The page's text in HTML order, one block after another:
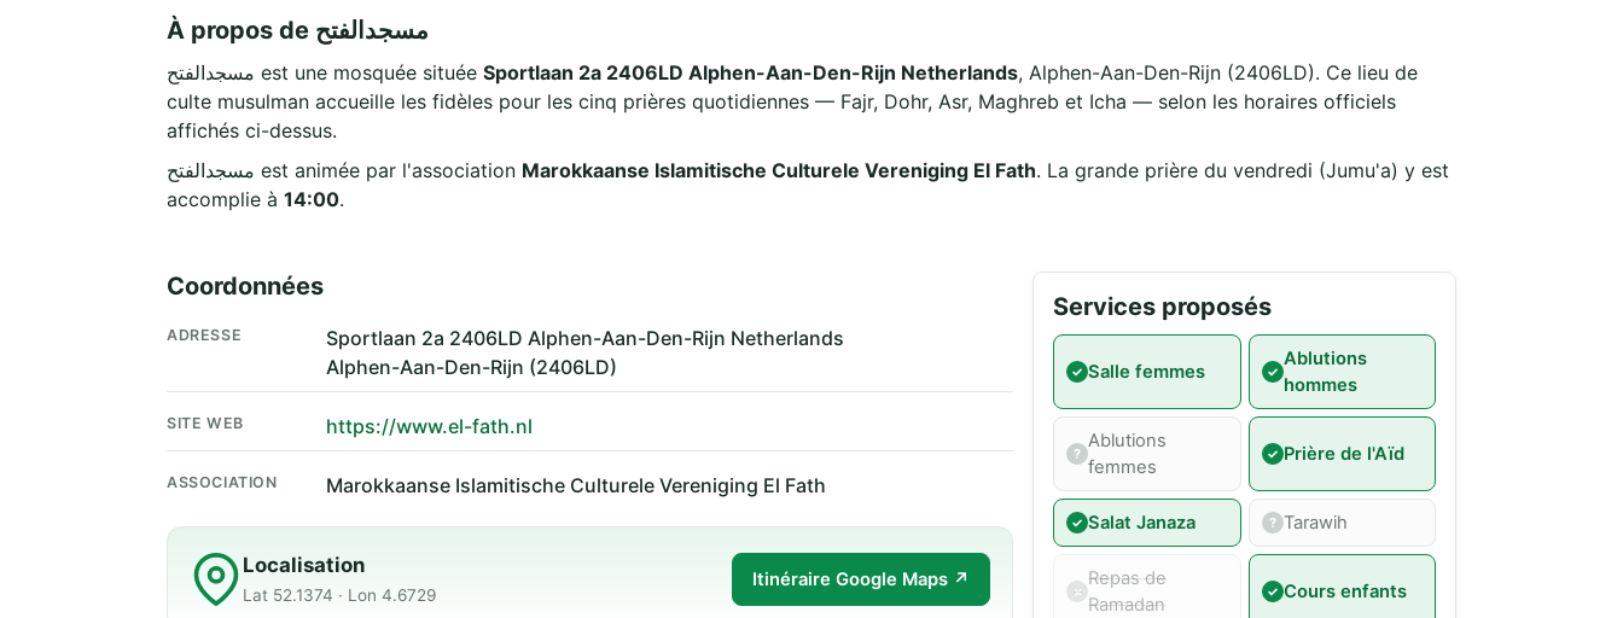
À propos de مسجدالفتح
مسجدالفتح est une mosquée située Sportlaan 2a 2406LD Alphen-Aan-Den-Rijn Netherlands, Alphen-Aan-Den-Rijn (2406LD). Ce lieu de
culte musulman accueille les fidèles pour les cinq prières quotidiennes — Fajr, Dohr, Asr, Maghreb et Icha — selon les horaires officiels
affichés ci-dessus.
مسجدالفتح est animée par l'association Marokkaanse Islamitische Culturele Vereniging El Fath. La grande prière du vendredi (Jumu'a) y est
accomplie à 14:00.
Coordonnées
ADRESSE
Sportlaan 2a 2406LD Alphen-Aan-Den-Rijn Netherlands
Alphen-Aan-Den-Rijn (2406LD)
SITE WEB https://www.el-fath.nl
ASSOCIATION Marokkaanse Islamitische Culturele Vereniging El Fath
Localisation
Lat 52.1374 · Lon 4.6729
Itinéraire Google Maps ↗
Services proposés
Salle femmes
Ablutions
hommes
Ablutions
femmes
Prière de l'Aïd
Salat Janaza Tarawih
Repas de
Ramadan
Cours enfants